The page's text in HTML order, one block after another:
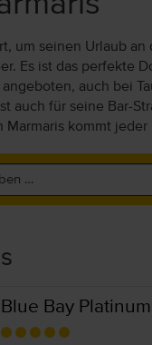
um seinen Urlaub an
Es ist das perfekte
auch bei
auch für seine Bar-
Marmaris kommt
Blue Bay Platinum